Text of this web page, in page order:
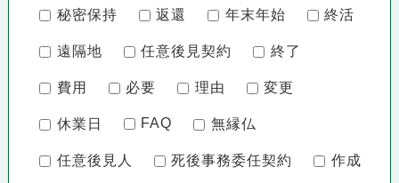
秘密保持 返還 年末年始 終活
遠隔地 任意後見契約 終了
費用 必要 理由 変更
休業日 FAQ 無縁仏
任意後見人 死後事務委任契約 作成